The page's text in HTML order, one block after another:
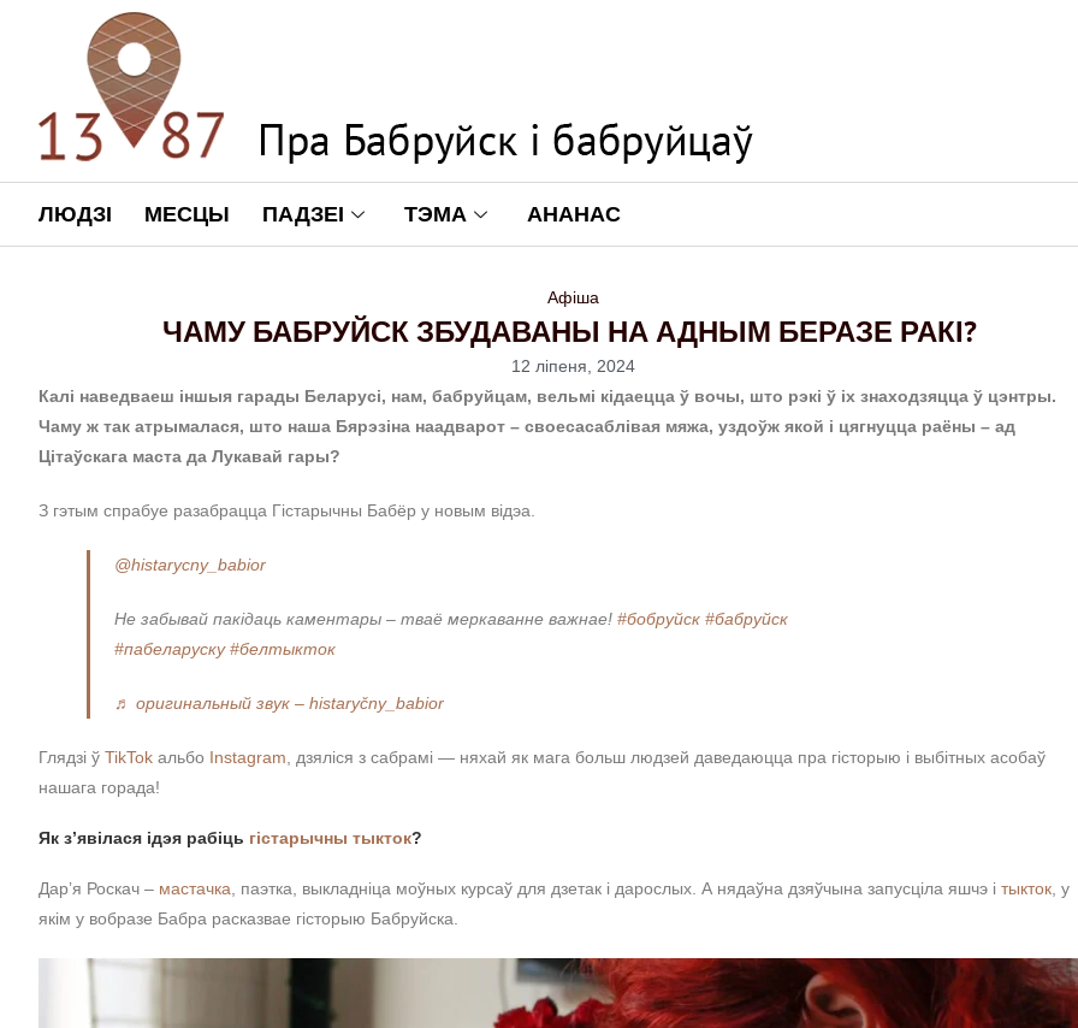
ЛЮДЗІ МЕСЦЫ ПАДЗЕІ ТЭМА АНАНАС
Афіша
ЧАМУ БАБРУЙСК ЗБУДАВАНЫ НА АДНЫМ БЕРАЗЕ РАКІ?
12 ліпеня, 2024
Калі наведваеш іншыя гарады Беларусі, нам, бабруйцам, вельмі кідаецца ў вочы, што рэкі ў іх знаходзяцца ў цэнтры.
Чаму ж так атрымалася, што наша Бярэзіна наадварот – своесасаблівая мяжа, уздоўж якой і цягнуцца раёны – ад
Цітаўскага маста да Лукавай гары?
З гэтым спрабуе разабрацца Гістарычны Бабёр у новым відэа.
@histarycny_babior
Не забывай пакідаць каментары – тваё меркаванне важнае! #бобруйск #бабруйск
#пабеларуску #белтыкток
♬ оригинальный звук – histaryčny_babior
Глядзі ў TikTok альбо Instagram , дзяліся з сабрамі — няхай як мага больш людзей даведаюцца пра гісторыю і выбітных асобаў
нашага горада!
Як з’явілася ідэя рабіць гістарычны тыкток?
Дар’я Роскач – мастачка , паэтка, выкладніца моўных курсаў для дзетак і дарослых. А нядаўна дзяўчына запусціла яшчэ і тыкток , у
якім у вобразе Бабра расказвае гісторыю Бабруйска.